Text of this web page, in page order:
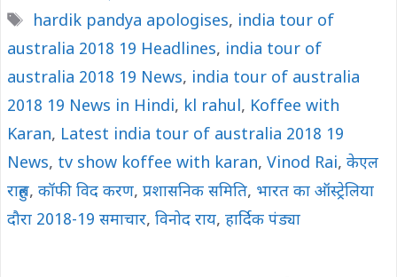
Tags
hardik pandya apologises, india tour of
australia 2018 19 Headlines, india tour of
australia 2018 19 News, india tour of australia
2018 19 News in Hindi, kl rahul, Koffee with
Karan, Latest india tour of australia 2018 19
News, tv show koffee with karan, Vinod Rai, केएल
राहुल, कॉफी विद करण, प्रशासनिक समिति, भारत का ऑस्ट्रेलिया
दौरा 2018-19 समाचार, विनोद राय, हार्दिक पंड्या